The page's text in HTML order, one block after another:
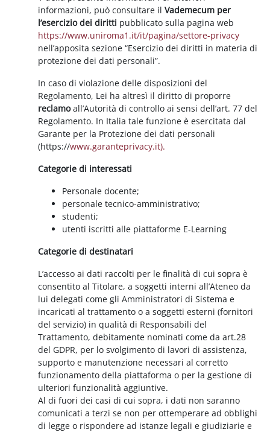
informazioni, può consultare ilVademecum per
l’esercizio dei diritti pubblicato sulla pagina web
https://www.uniroma1.it/it/pagina/settore-privacy
nell’apposita sezione “Esercizio dei diritti in materia di
protezione dei dati personali”.
In caso di violazione delle disposizioni del
Regolamento, Lei ha altresì il diritto di proporre
reclamoall’Autorità di controllo ai sensi dell’art. 77 del
Regolamento. In Italia tale funzione è esercitata dal
Garante per la Protezione dei dati personali
(https://www.garanteprivacy.it).
Categorie di interessati
Personale docente;
personale tecnico-amministrativo;
studenti;
utenti iscritti alle piattaforme E-Learning
Categorie di destinatari
L’accesso ai dati raccolti per le finalità di cui sopra è
consentito al Titolare, a soggetti interni all’Ateneo da
lui delegati come gli Amministratori di Sistema e
incaricati al trattamento o a soggetti esterni (fornitori
del servizio) in qualità di Responsabili del
Trattamento, debitamente nominati come da art.28
del GDPR, per lo svolgimento di lavori di assistenza,
supporto e manutenzione necessari al corretto
funzionamento della piattaforma o per la gestione di
ulteriori funzionalità aggiuntive.
Al di fuori dei casi di cui sopra, i dati non saranno
comunicati a terzi se non per ottemperare ad obblighi
di legge o rispondere ad istanze legali e giudiziarie e